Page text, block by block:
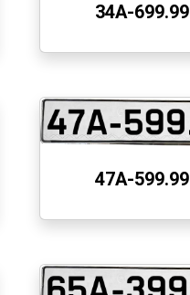
34A-699.99
47A-599.99